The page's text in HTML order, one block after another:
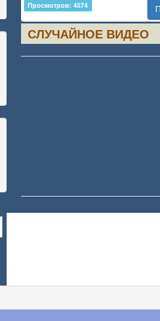
Просмотров: 4574
СЛУЧАЙНОЕ ВИДЕО